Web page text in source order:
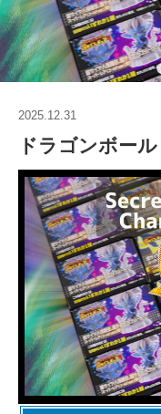
2025.12.31
ドラゴンボー